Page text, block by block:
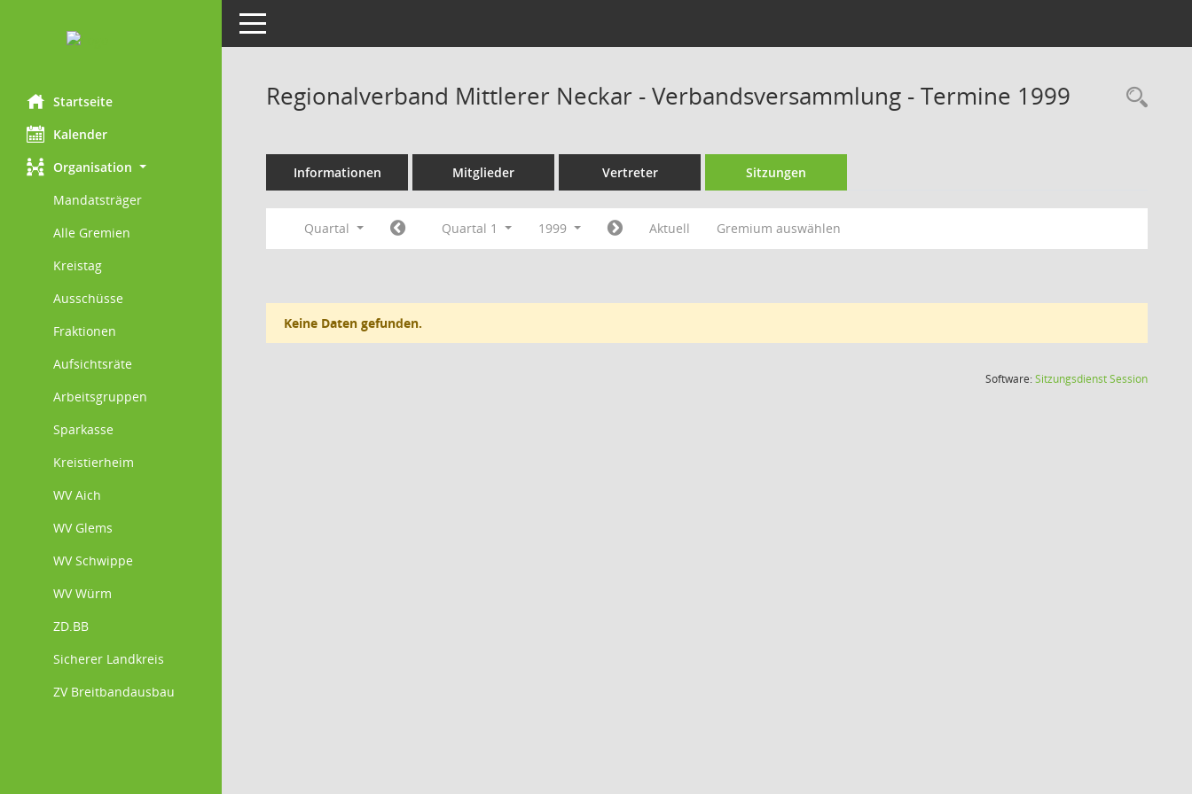
Startseite
Kalender
Organisation
Mandatsträger
Alle Gremien
Kreistag
Ausschüsse
Fraktionen
Aufsichtsräte
Arbeitsgruppen
Sparkasse
Kreistierheim
WV Aich
WV Glems
WV Schwippe
WV Würm
ZD.BB
Sicherer Landkreis
ZV Breitbandausbau
Toggle navigation
Regionalverband Mittlerer Neckar - Verbandsversammlung - Termine 1999
Informationen Mitglieder Vertreter Sitzungen
Quartal Quartal 1 1999 Aktuell Gremium auswählen
Keine Daten gefunden.
Software:SitzungsdienstSession(Wird in